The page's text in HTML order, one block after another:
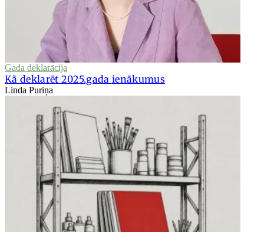
Gada deklarācija
Kā deklarēt 2025.gada ienākumus
Linda Puriņa